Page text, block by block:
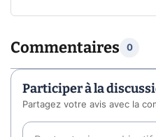
Commentaires 0
Participer à la
Partagez votre avis avec la